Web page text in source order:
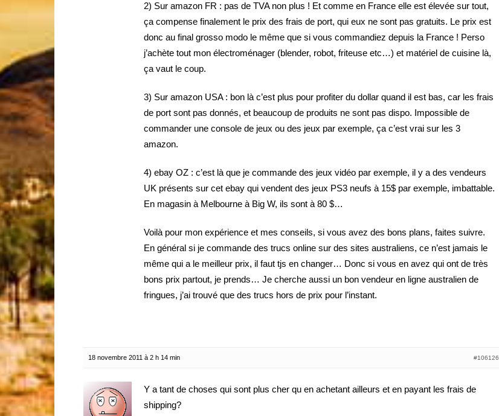
2) Sur amazon FR : pas de TVA non plus ! Et comme en France elle est élevée sur tout,
ça compense finalement le prix des frais de port, qui eux ne sont pas gratuits. Le prix est
donc au final grosso modo le même que si vous commandiez depuis la France ! Perso
j’achète tout mon électroménager (blender, robot, friteuse etc…) et matériel de cuisine là,
ça vaut le coup.
3) Sur amazon USA : bon là c’est plus pour profiter du dollar quand il est bas, car les frais
de port sont pas donnés, et beaucoup de produits ne sont pas dispo. Impossible de
commander une console de jeux ou des jeux par exemple, ça c’est vrai sur les 3
amazon.
4) ebay OZ : c’est là que je commande des jeux vidéo par exemple, il y a des vendeurs
UK présents sur cet ebay qui vendent des jeux PS3 neufs à 15$ par exemple, imbattable.
En magasin à Melbourne à Big W, ils sont à 80 $…
Voilà pour mon expérience et mes conseils, si vous avez des bons plans, faites suivre.
En général si je commande des trucs online sur des sites australiens, ce n’est jamais le
même qui a le meilleur prix, il faut tjs en changer… Donc si vous en avez qui ont de très
bons prix partout, je prends… Je cherche aussi un bon vendeur en ligne australien de
fringues, j’ai trouvé que des trucs hors de prix pour l’instant.
18 novembre 2011 à 2 h 14 min #106126
Y a tant de choses qui sont plus cher qu en achetant ailleurs et en payant les frais de
shipping?